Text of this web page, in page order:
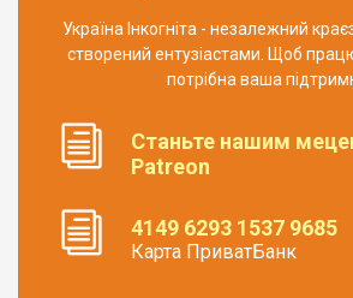
Україна Інкогніта - незалежний
створений ентузіастами. Щоб
потрібна ваша
Станьте нашим
Patreon
4149 6293 1537 9685
Карта ПриватБанк